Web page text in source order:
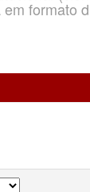
formato